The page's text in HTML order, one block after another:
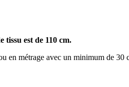
tissu est de 110 cm.
en métrage avec un minimum de 30